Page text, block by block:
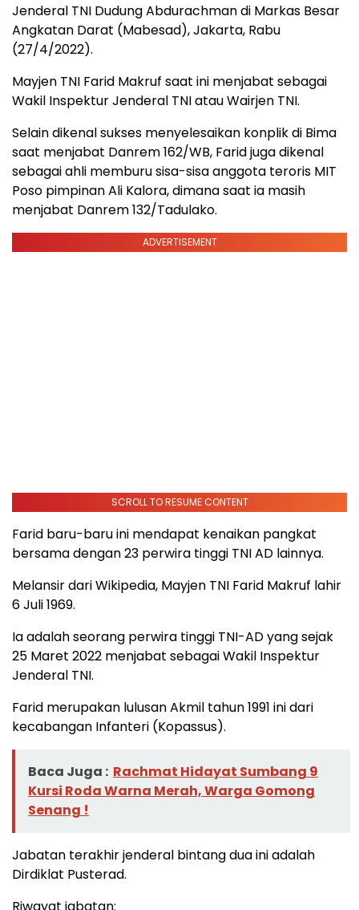
Jenderal TNI Dudung Abdurachman di Markas Besar
Angkatan Darat (Mabesad), Jakarta, Rabu
(27/4/2022).
Mayjen TNI Farid Makruf saat ini menjabat sebagai
Wakil Inspektur Jenderal TNI atau Wairjen TNI.
Selain dikenal sukses menyelesaikan konplik di Bima
saat menjabat Danrem 162/WB, Farid juga dikenal
sebagai ahli memburu sisa-sisa anggota teroris MIT
Poso pimpinan Ali Kalora, dimana saat ia masih
menjabat Danrem 132/Tadulako.
ADVERTISEMENT
SCROLL TO RESUME CONTENT
Farid baru-baru ini mendapat kenaikan pangkat
bersama dengan 23 perwira tinggi TNI AD lainnya.
Melansir dari Wikipedia, Mayjen TNI Farid Makruf lahir
6 Juli 1969.
Ia adalah seorang perwira tinggi TNI-AD yang sejak
25 Maret 2022 menjabat sebagai Wakil Inspektur
Jenderal TNI.
Farid merupakan lulusan Akmil tahun 1991 ini dari
kecabangan Infanteri (Kopassus).
Baca Juga : Rachmat Hidayat Sumbang 9
Kursi Roda Warna Merah, Warga Gomong
Senang !
Jabatan terakhir jenderal bintang dua ini adalah
Dirdiklat Pusterad.
Riwayat jabatan: